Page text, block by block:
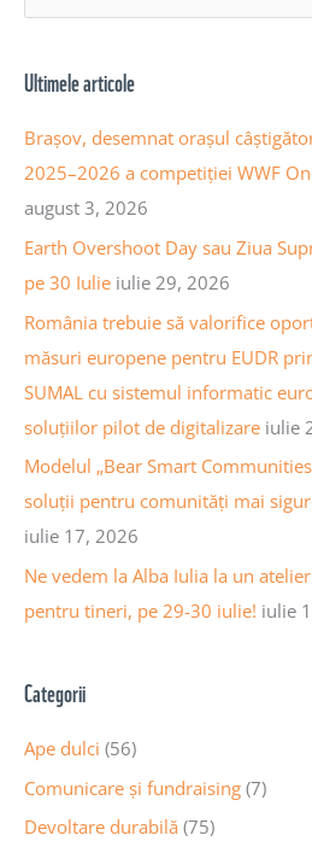
r
c
h
f
o
r
Ultimele articole
Brașov, desemnat orașul
2025–2026 a competiției WWF
august 3, 2026
Earth Overshoot Day sau Ziua
pe 30 Iulie iulie 29, 2026
România trebuie să valorifice
măsuri europene pentru EUDR
SUMAL cu sistemul informatic
soluțiilor pilot de digitalizare iulie
Modelul „Bear Smart
soluții pentru comunități mai
iulie 17, 2026
Ne vedem la Alba Iulia la un
pentru tineri, pe 29-30 iulie! iulie
Categorii
Ape dulci (56)
Comunicare și fundraising (7)
Devoltare durabilă (75)
r
i
t
i
c
o
l
e